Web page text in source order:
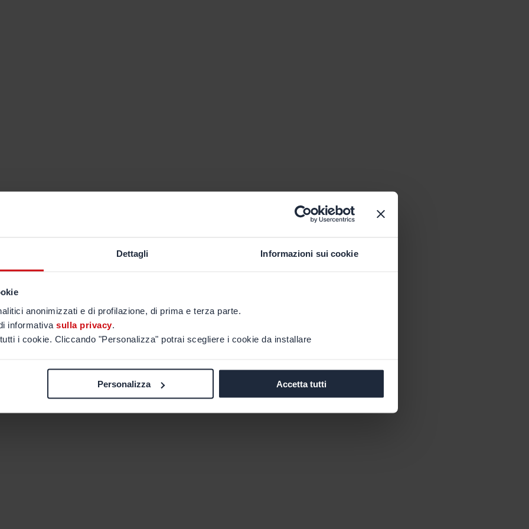
Dettagli Informazioni sui cookie
anonimizzati e di profilazione, di prima e terza parte.
informativa sulla privacy.
i cookie. Cliccando "Personalizza" potrai scegliere i cookie da installare
Personalizza Accetta tutti